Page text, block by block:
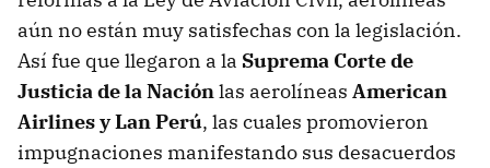
aún no están muy satisfechas con la legislación.
Así fue que llegaron a la Suprema Corte de
Justicia de la Naciónlas aerolíneas American
Airlines y Lan Perú, las cuales promovieron
impugnaciones manifestando sus desacuerdos